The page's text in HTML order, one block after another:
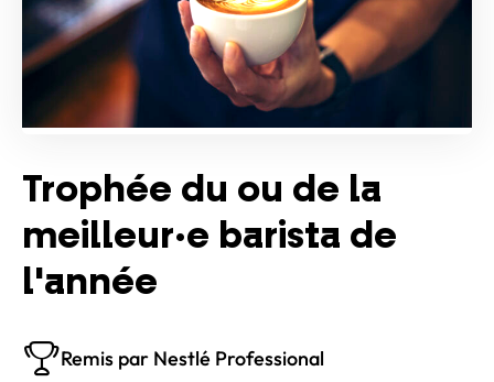
Trophée du ou de la
meilleur·e barista de
l'année
Remis par Nestlé Professional